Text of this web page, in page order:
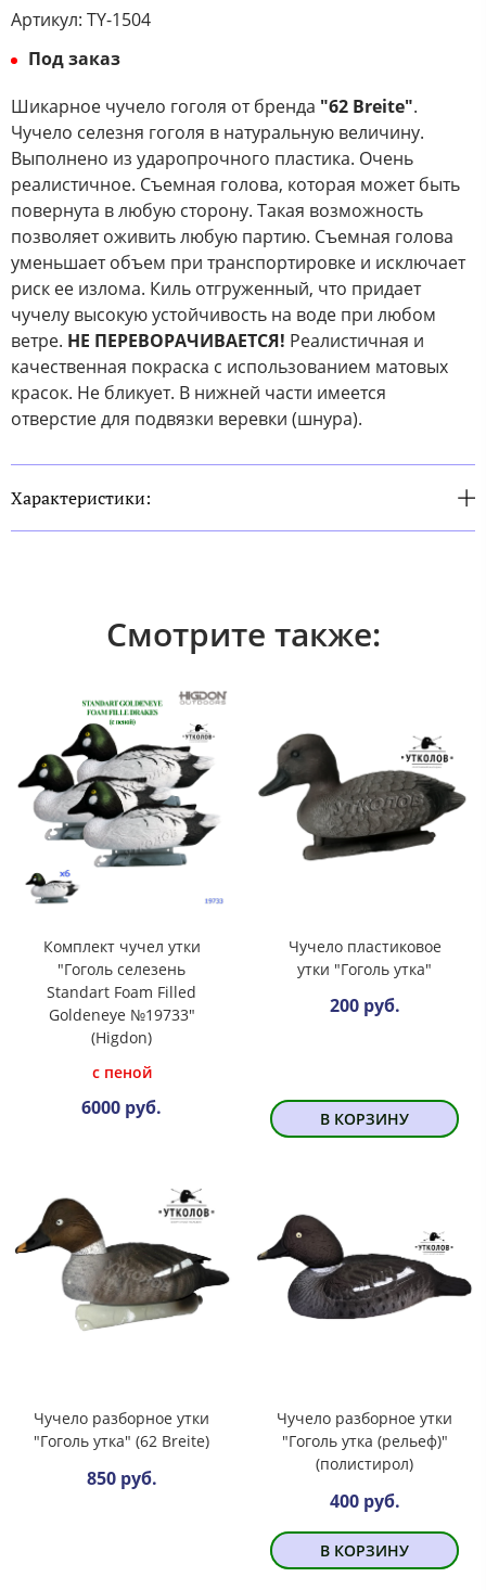
Артикул: TY-1504
Под заказ
Шикарное чучело гоголя от бренда "62 Breite".
Чучело селезня гоголя в натуральную величину.
Выполнено из ударопрочного пластика. Очень
реалистичное. Съемная голова, которая может быть
повернута в любую сторону. Такая возможность
позволяет оживить любую партию. Съемная голова
уменьшает объем при транспортировке и исключает
риск ее излома. Киль отгруженный, что придает
чучелу высокую устойчивость на воде при любом
ветре. НЕ ПЕРЕВОРАЧИВАЕТСЯ! Реалистичная и
качественная покраска с использованием матовых
красок. Не бликует. В нижней части имеется
отверстие для подвязки веревки (шнура).
Характеристики:
Смотрите также:
Комплект чучел утки
"Гоголь селезень
Standart Foam Filled
Goldeneye №19733"
(Higdon)
с пеной
6000 руб.
Чучело пластиковое
утки "Гоголь утка"
200 руб.
В КОРЗИНУ
Чучело разборное утки
"Гоголь утка" (62 Breite)
850 руб.
Чучело разборное утки
"Гоголь утка (рельеф)"
(полистирол)
400 руб.
В КОРЗИНУ